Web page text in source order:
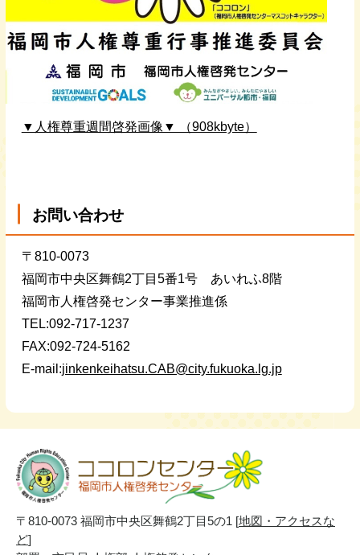
▼人権尊重週間啓発画像▼ （908kbyte）
お問い合わせ
〒810-0073
福岡市中央区舞鶴2丁目5番1号 あいれふ8階
福岡市人権啓発センター事業推進係
TEL:092-717-1237
FAX:092-724-5162
E-mail:jinkenkeihatsu.CAB@city.fukuoka.lg.jp
〒810-0073 福岡市中央区舞鶴2丁目5の1 [地図・アクセスな
ど]